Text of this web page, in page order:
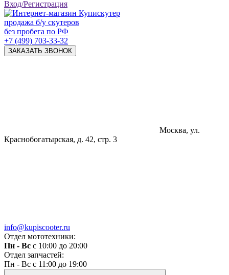
Вход/Регистрация
продажа б/у скутеров
без пробега по РФ
+7 (499) 703-33-32
ЗАКАЗАТЬ ЗВОНОК
Москва, ул.
Краснобогатырская, д. 42, стр. 3
info@kupiscooter.ru
Отдел мототехники:
Пн - Вс с 10:00 до 20:00
Отдел запчастей:
Пн - Вс с 11:00 до 19:00